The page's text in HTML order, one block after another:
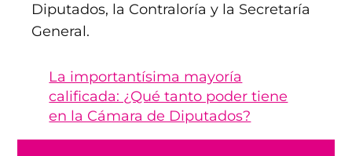
Diputados, la Contraloría y la Secretaría
General.
La importantísima mayoría
calificada: ¿Qué tanto poder tiene
en la Cámara de Diputados?